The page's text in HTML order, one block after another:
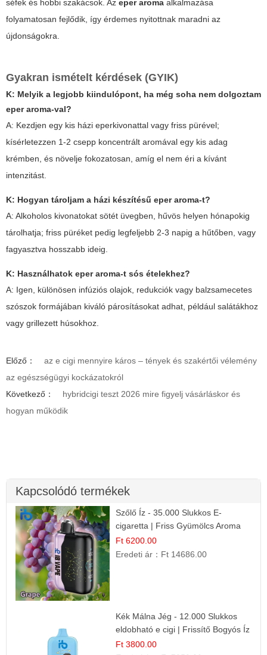
séfek és hobbi szakácsok. Az eper aroma alkalmazása
folyamatosan fejlődik, így érdemes nyitottnak maradni az
újdonságokra.
Gyakran ismételt kérdések (GYIK)
K: Melyik a legjobb kiindulópont, ha még soha nem dolgoztam
eper aroma-val?
A: Kezdjen egy kis házi eperkivonattal vagy friss pürével;
kísérletezzen 1-2 csepp koncentrált aromával egy kis adag
krémben, és növelje fokozatosan, amíg el nem éri a kívánt
intenzitást.
K: Hogyan tároljam a házi készítésű eper aroma-t?
A: Alkoholos kivonatokat sötét üvegben, hűvös helyen hónapokig
tárolhatja; friss püréket pedig legfeljebb 2-3 napig a hűtőben, vagy
fagyasztva hosszabb ideig.
K: Használhatok eper aroma-t sós ételekhez?
A: Igen, különösen infúziós olajok, redukciók vagy balzsamecetes
szószok formájában kiváló párosításokat adhat, például salátákhoz
vagy grillezett húsokhoz.
Előző：
az e cigi mennyire káros – tények és szakértői vélemény
az egészségügyi kockázatokról
Következő：
hybridcigi teszt 2026 mire figyelj vásárláskor és
hogyan működik
Kapcsolódó termékek
Szőlő Íz - 35.000 Slukkos E-
cigaretta | Friss Gyümölcs Aroma
Ft 6200.00
Eredeti ár： Ft 14686.00
Kék Málna Jég - 12.000 Slukkos
eldobható e cigi | Frissítő Bogyós Íz
Ft 3800.00